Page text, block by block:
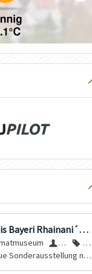
Bayeri Rhainani´s n
S
tadt
Rain
usst
ellun
Sonderausstellung nä
zum 400sten Todestag